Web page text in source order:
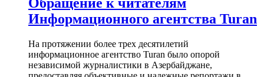
Информационного агентства Turan
На протяжении более трех десятилетий
информационное агентство Turan было опорой
независимой журналистики в Азербайджане,